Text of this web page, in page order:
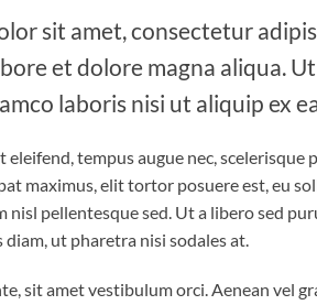
sit amet, consectetur
et dolore magna aliqua.
laboris nisi ut aliquip ex
tempus augue nec,
maximus, elit tortor posuere est, eu
nisl pellentesque sed. Ut a libero sed
diam, ut pharetra nisi sodales at.
sit amet vestibulum orci. Aenean vel